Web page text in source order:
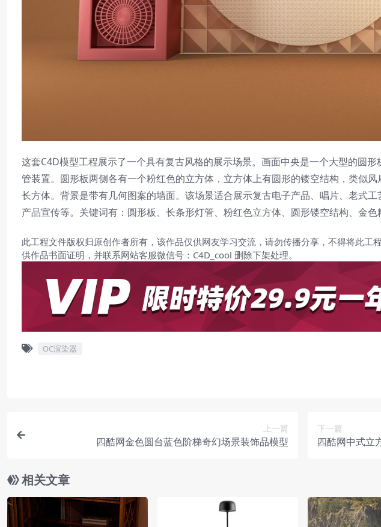
这套C4D模型工程展示了一个具有复古风格的展示场景。画面中央是一个大型的圆
管装置。圆形板两侧各有一个粉红色的立方体，立方体上有圆形的镂空结构，类似
长方体。背景是带有几何图案的墙面。该场景适合展示复古电子产品、唱片、老式
产品宣传等。关键词有：圆形板、长条形灯管、粉红色立方体、圆形镂空结构、金色
此工程文件版权归原创作者所有，该作品仅供网友学习交流，请勿传播分享，不得将此工
供作品书面证明，并联系网站客服微信号：C4D_cool 删除下架处理。
OC渲染器
上一篇
四酷网金色圆台蓝色阶梯奇幻场景装饰品模型
下一篇
四酷网中式立
相关文章